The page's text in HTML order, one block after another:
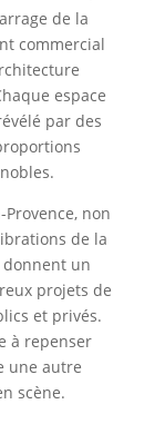
de la
commercial
espace
par des
non
de la
un
projets de
et privés.
à repenser
une autre
scène.